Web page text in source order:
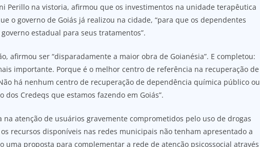
Perillo na vistoria, afirmou que os investimentos na unidade terapêutica
o governo de Goiás já realizou na cidade, “para que os dependentes
estadual para seus tratamentos”.
afirmou ser “disparadamente a maior obra de Goianésia”. E completou:
importante. Porque é o melhor centro de referência na recuperação de
há nenhum centro de recuperação de dependência química público ou
Credeqs que estamos fazendo em Goiás”.
na atenção de usuários gravemente comprometidos pelo uso de drogas
recursos disponíveis nas redes municipais não tenham apresentado a
uma proposta para complementar a rede de atenção psicossocial através